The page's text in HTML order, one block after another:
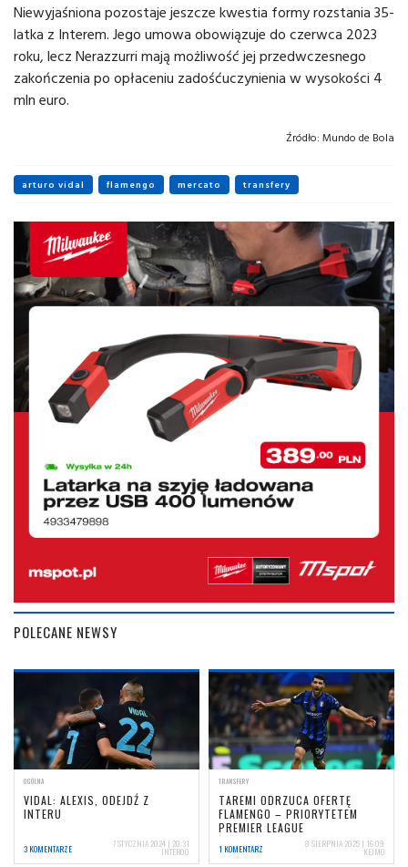
Niewyjaśniona pozostaje jeszcze kwestia formy rozstania 35-
latka z Interem. Jego umowa obowiązuje do czerwca 2023
roku, lecz Nerazzurri mają możliwość jej przedwczesnego
zakończenia po opłaceniu zadośćuczynienia w wysokości 4
mln euro.
Źródło: Mundo de Bola
arturo vidal flamengo mercato transfery
POLECANE NEWSY
OGÓLNA
VIDAL: ALEXIS, ODEJDŹ Z
INTERU
3 KOMENTARZE 7 STYCZNIA 2024 | 20:31
INTER00
TRANSFERY
TAREMI ODRZUCA OFERTĘ
FLAMENGO – PRIORYTETEM
PREMIER LEAGUE
1 KOMENTARZ 8 SIERPNIA 2025 | 16:09
KEJMO